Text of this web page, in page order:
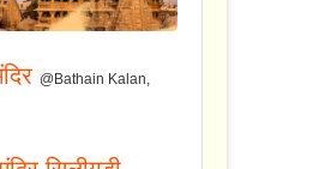
@Bathain Kalan,